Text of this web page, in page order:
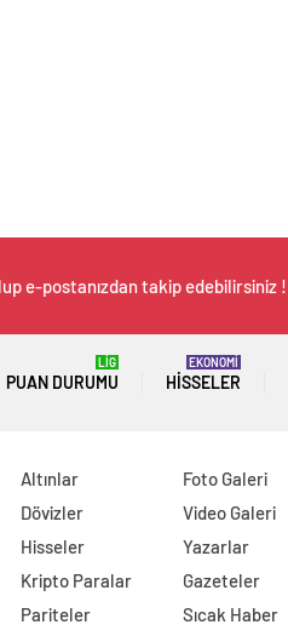
e-postanızdan takip edebilirsiniz !
PUAN DURUMU
LİG
HISSELER
EKONOMİ
Altınlar
Dövizler
Hisseler
Kripto Paralar
Pariteler
Foto Galeri
Video Galeri
Yazarlar
Gazeteler
Sıcak Haber